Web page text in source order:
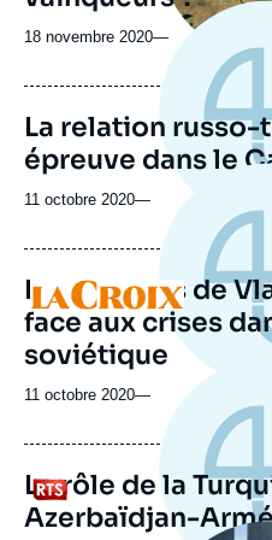
18 novembre 2020—
La relation russo-
épreuve dans le
11 octobre 2020—
Logo
Les ressorts de
face aux crises
soviétique
11 octobre 2020—
Logo
Le rôle de la
Azerbaïdjan-
Image